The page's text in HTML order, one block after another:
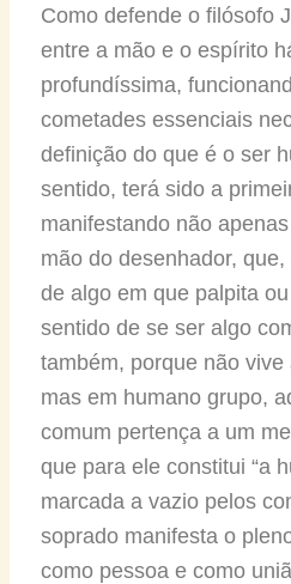
Como defende o filósofo
entre a mão e o espírito
profundíssima,
cometades essenciais
definição do que é o ser
sentido, terá sido a
manifestando não
mão do desenhador,
de algo em que palpita
sentido de se ser algo
também, porque não
mas em humano grupo,
comum pertença a um
que para ele constitui “a
marcada a vazio pelos
soprado manifesta o
como pessoa e como